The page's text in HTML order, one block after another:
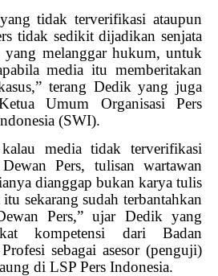
tidak terverifikasi ataupun
tidak sedikit dijadikan senjata
melanggar hukum, untuk
media itu memberitakan
terang Dedik yang juga
Umum Organisasi Pers
(SWI).
media tidak terverifikasi
Pers, tulisan wartawan
dianggap bukan karya tulis
sekarang sudah terbantahkan
Pers,” ujar Dedik yang
kompetensi dari Badan
sebagai asesor (penguji)
di LSP Pers Indonesia.